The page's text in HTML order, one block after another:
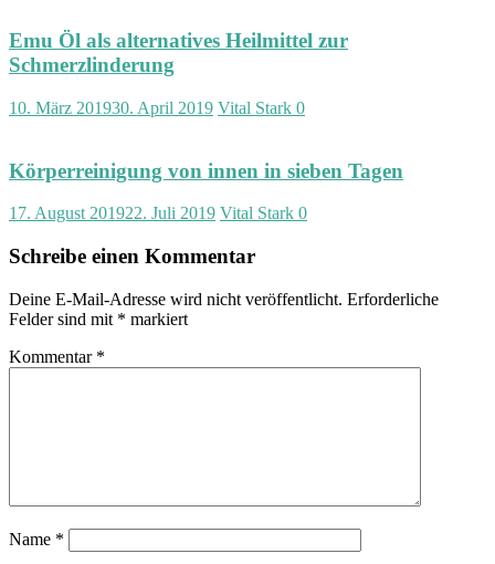
Emu Öl als alternatives Heilmittel zur
Schmerzlinderung
10. März 201930. April 2019 Vital Stark 0
Körperreinigung von innen in sieben Tagen
17. August 201922. Juli 2019 Vital Stark 0
Schreibe einen Kommentar
Deine E-Mail-Adresse wird nicht veröffentlicht. Erforderliche
Felder sind mit * markiert
Kommentar *
Name *